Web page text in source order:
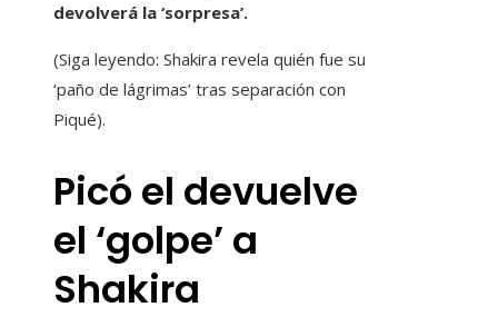
devolverá la ‘sorpresa’.
(Siga leyendo: Shakira revela quién fue su
‘paño de lágrimas’ tras separación con
Piqué).
Picó el devuelve
el ‘golpe’ a
Shakira